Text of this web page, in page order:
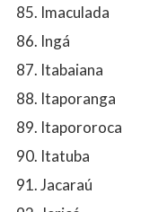
Imaculada
Ingá
Itabaiana
Itaporanga
Itapororoca
Itatuba
Jacaraú